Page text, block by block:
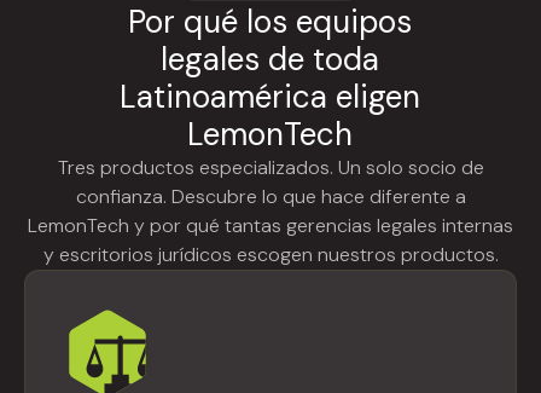
Por qué los equipos
legales de toda
Latinoamérica eligen
LemonTech
Tres productos especializados. Un solo socio de
confianza. Descubre lo que hace diferente a
LemonTech y por qué tantas gerencias legales internas
y escritorios jurídicos escogen nuestros productos.